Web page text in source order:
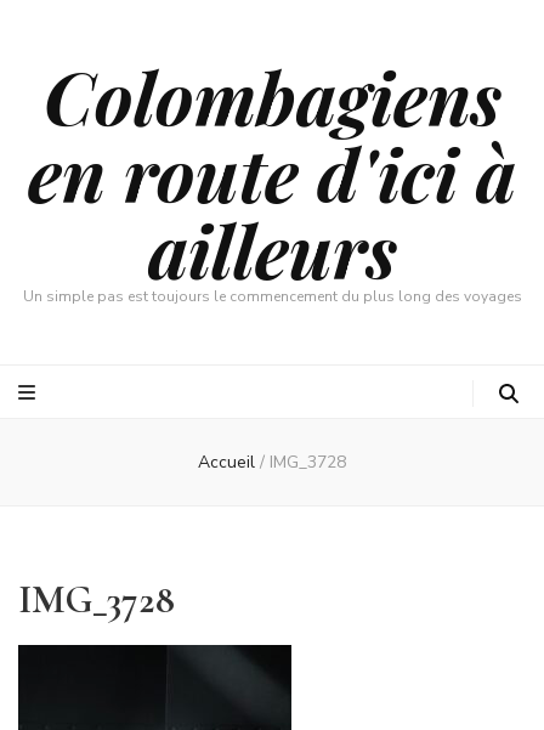
Colombagiens
en route d'ici à
ailleurs
Un simple pas est toujours le commencement du plus long des voyages
Accueil / IMG_3728
IMG_3728